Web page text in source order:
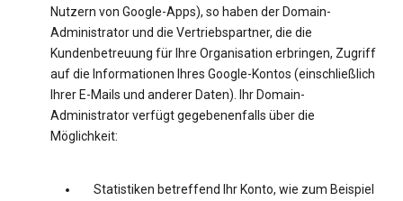
Nutzern von Google-Apps), so haben der Domain-
Administrator und die Vertriebspartner, die die
Kundenbetreuung für Ihre Organisation erbringen, Zugriff
auf die Informationen Ihres Google-Kontos (einschließlich
Ihrer E-Mails und anderer Daten). Ihr Domain-
Administrator verfügt gegebenenfalls über die
Möglichkeit:
Statistiken betreffend Ihr Konto, wie zum Beispiel